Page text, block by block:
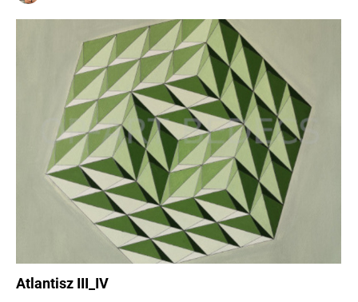
Atlantisz III_IV